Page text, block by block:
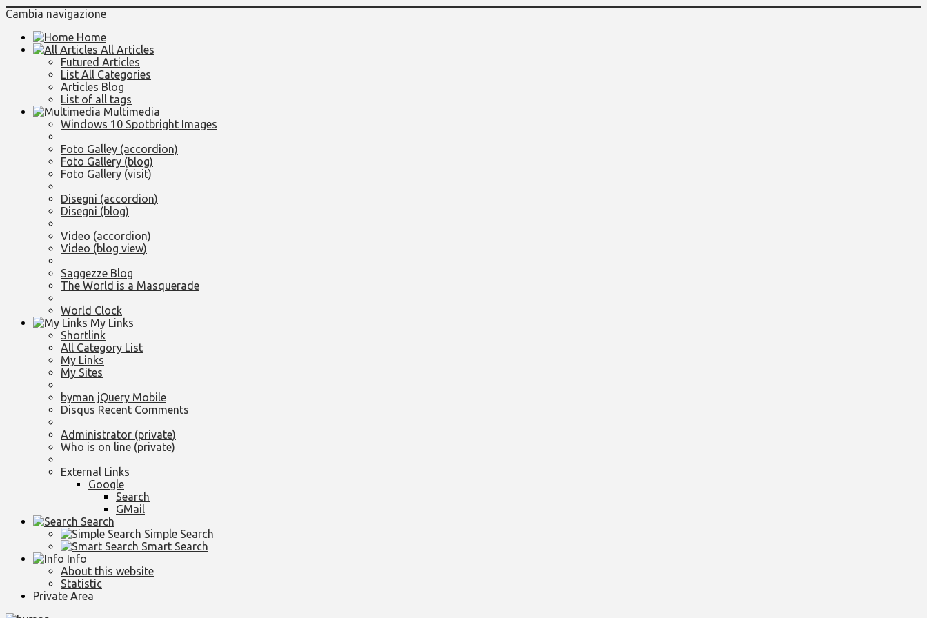
Cambia navigazione
Home
All Articles
Futured Articles
List All Categories
Articles Blog
List of all tags
Multimedia
Windows 10 Spotbright Images
Foto Galley (accordion)
Foto Gallery (blog)
Foto Gallery (visit)
Disegni (accordion)
Disegni (blog)
Video (accordion)
Video (blog view)
Saggezze Blog
The World is a Masquerade
World Clock
My Links
Shortlink
All Category List
My Links
My Sites
byman jQuery Mobile
Disqus Recent Comments
Administrator (private)
Who is on line (private)
External Links
Google
Search
GMail
Search
Simple Search
Smart Search
Info
About this website
Statistic
Private Area